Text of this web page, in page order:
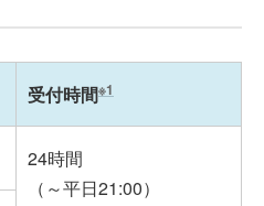
受付時間※1
24時間
（～平日21:00）